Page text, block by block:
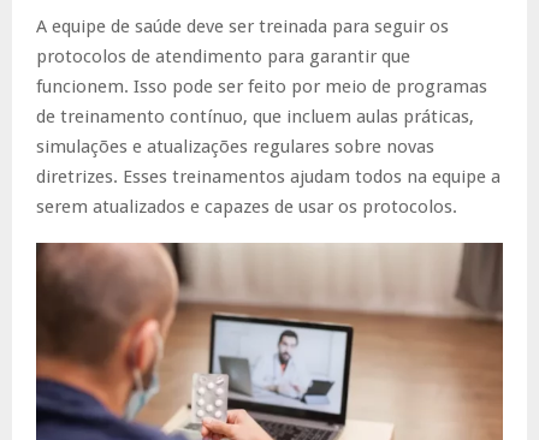
A equipe de saúde deve ser treinada para seguir os
protocolos de atendimento para garantir que
funcionem. Isso pode ser feito por meio de programas
de treinamento contínuo, que incluem aulas práticas,
simulações e atualizações regulares sobre novas
diretrizes. Esses treinamentos ajudam todos na equipe a
serem atualizados e capazes de usar os protocolos.